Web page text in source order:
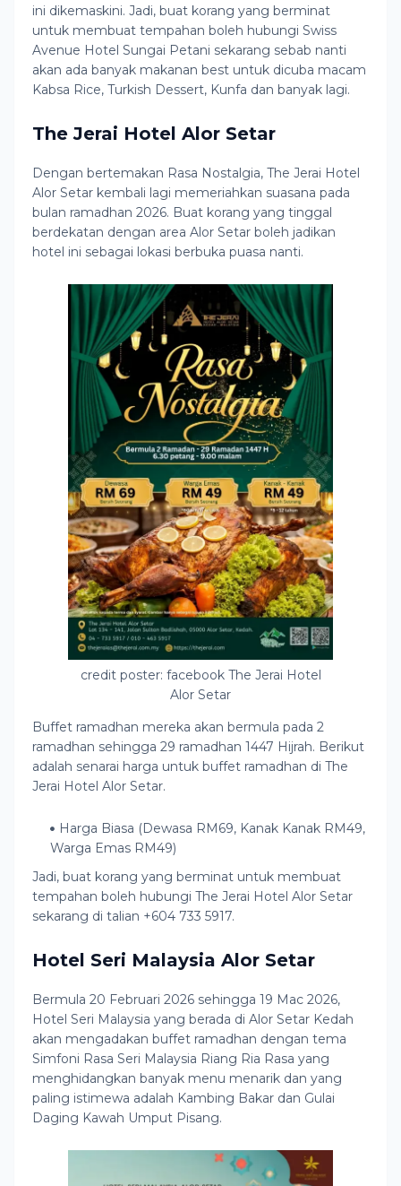
ini dikemaskini. Jadi, buat korang yang berminat
untuk membuat tempahan boleh hubungi Swiss
Avenue Hotel Sungai Petani sekarang sebab nanti
akan ada banyak makanan best untuk dicuba macam
Kabsa Rice, Turkish Dessert, Kunfa dan banyak lagi.
The Jerai Hotel Alor Setar
Dengan bertemakan Rasa Nostalgia, The Jerai Hotel
Alor Setar kembali lagi memeriahkan suasana pada
bulan ramadhan 2026. Buat korang yang tinggal
berdekatan dengan area Alor Setar boleh jadikan
hotel ini sebagai lokasi berbuka puasa nanti.
credit poster: facebook The Jerai Hotel
Alor Setar
Buffet ramadhan mereka akan bermula pada 2
ramadhan sehingga 29 ramadhan 1447 Hijrah. Berikut
adalah senarai harga untuk buffet ramadhan di The
Jerai Hotel Alor Setar.
Harga Biasa (Dewasa RM69, Kanak Kanak RM49,
Warga Emas RM49)
Jadi, buat korang yang berminat untuk membuat
tempahan boleh hubungi The Jerai Hotel Alor Setar
sekarang di talian +604 733 5917.
Hotel Seri Malaysia Alor Setar
Bermula 20 Februari 2026 sehingga 19 Mac 2026,
Hotel Seri Malaysia yang berada di Alor Setar Kedah
akan mengadakan buffet ramadhan dengan tema
Simfoni Rasa Seri Malaysia Riang Ria Rasa yang
menghidangkan banyak menu menarik dan yang
paling istimewa adalah Kambing Bakar dan Gulai
Daging Kawah Umput Pisang.